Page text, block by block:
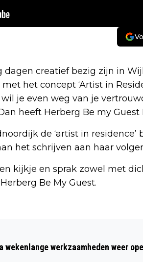
dagen creatief bezig zijn in
het concept ‘Artist in
je even weg van je
heeft Herberg Be my
de ‘artist in
het schrijven aan haar
kijkje en sprak zowel met
Be My Guest.
LEVERT VIJFDE
TEN
wekenlange werkzaamheden weer